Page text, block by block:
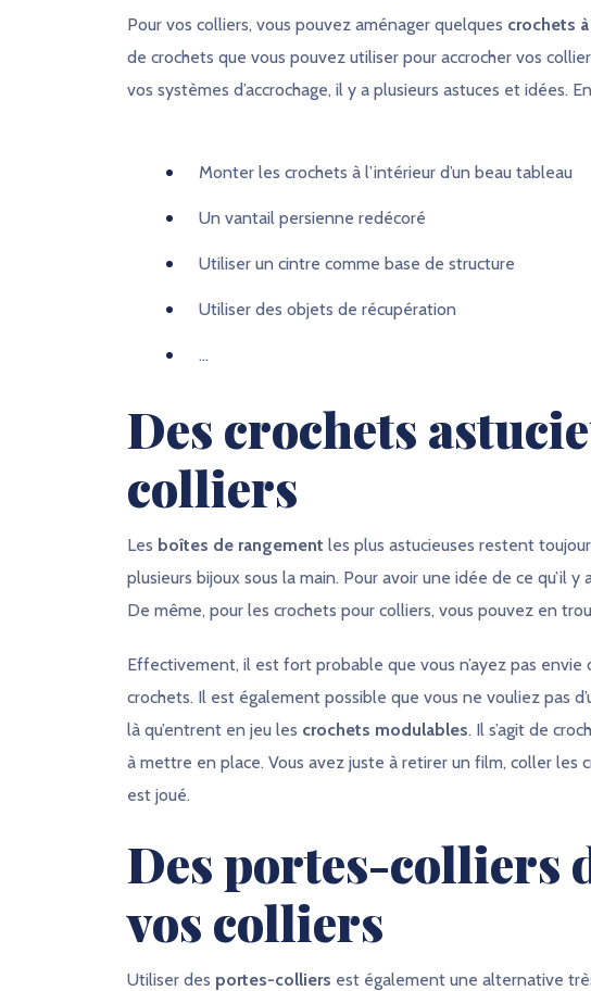
Pour vos colliers, vous pouvez aménager quelques crochets
de crochets que vous pouvez utiliser pour accrocher vos
vos systèmes d’accrochage, il y a plusieurs astuces et idées.
Monter les crochets à l’intérieur d’un beau tableau
Un vantail persienne redécoré
Utiliser un cintre comme base de structure
Utiliser des objets de récupération
…
Des crochets
colliers
Les boîtes de rangement les plus astucieuses restent
plusieurs bijoux sous la main. Pour avoir une idée de ce qu’il
De même, pour les crochets pour colliers, vous pouvez en
Effectivement, il est fort probable que vous n’ayez pas envie
crochets. Il est également possible que vous ne vouliez pas
là qu’entrent en jeu les crochets modulables. Il s’agit de
à mettre en place. Vous avez juste à retirer un film, coller les
est joué.
Des portes-colliers
vos colliers
Utiliser des portes-colliers est également une alternative